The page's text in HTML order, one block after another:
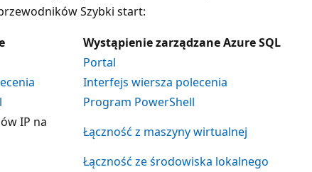
Szybki start:
Wystąpienie zarządzane Azure SQL
Portal
Interfejs wiersza polecenia
Program PowerShell
IP na
Łączność z maszyny wirtualnej
Łączność ze środowiska lokalnego